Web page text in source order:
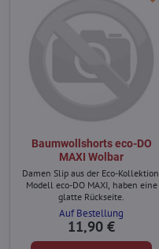
Baumwollshorts eco-DO
MAXI Wolbar
Damen Slip aus der Eco-Kollektion,
Modell eco-DO MAXI, haben eine
glatte Rückseite.
Auf Bestellung
11,90 €